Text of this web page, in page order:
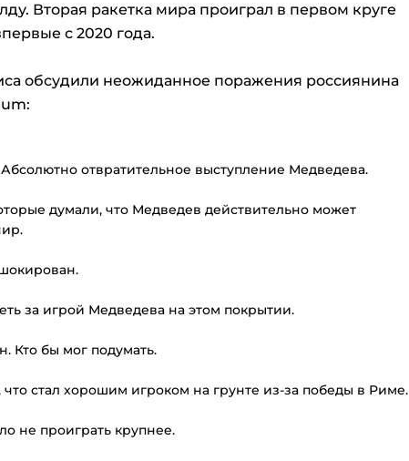
Вторая ракетка мира проиграл в первом круге
с 2020 года.
обсудили неожиданное поражения россиянина
отвратительное выступление Медведева.
думали, что Медведев действительно может
за игрой Медведева на этом покрытии.
Кто бы мог подумать.
стал хорошим игроком на грунте из-за победы в Риме.
не проиграть крупнее.